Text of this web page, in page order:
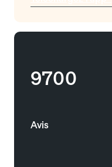
9700
Avis